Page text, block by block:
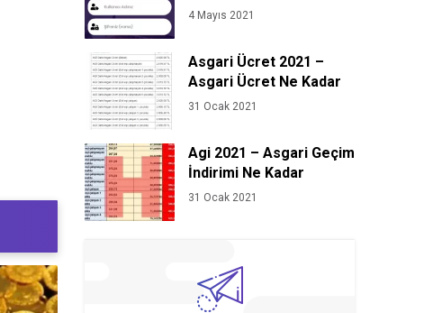
4 Mayıs 2021
Asgari Ücret 2021 –
Asgari Ücret Ne Kadar
31 Ocak 2021
Agi 2021 – Asgari Geçim
İndirimi Ne Kadar
31 Ocak 2021